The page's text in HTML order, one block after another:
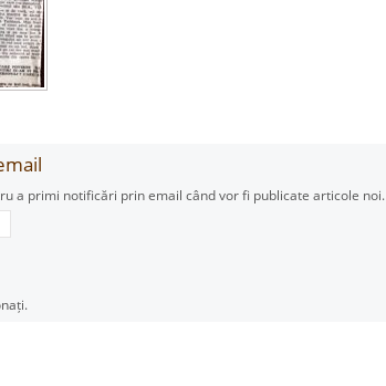
a primi notificări prin email când vor fi publicate articole noi.